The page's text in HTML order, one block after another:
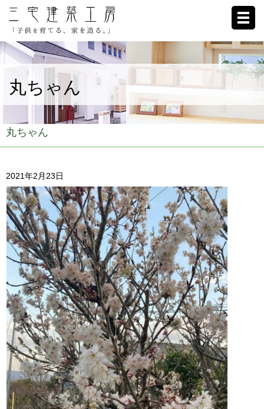
ホーム
家への想い
施工例
ブログ
お客様の声
会社概要
スタッフ紹介
お問い合わせ
丸ちゃん
丸ちゃん
2021年2月23日